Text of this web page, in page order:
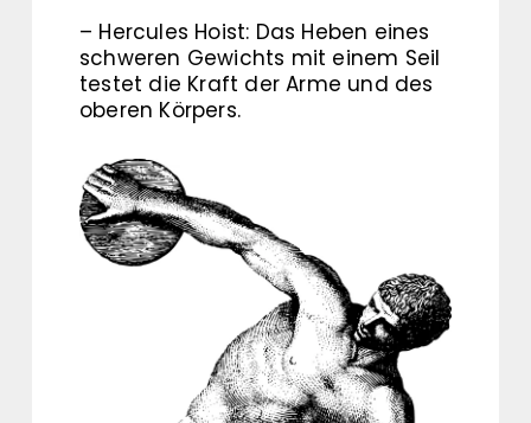
– Hercules Hoist: Das Heben eines
schweren Gewichts mit einem Seil
testet die Kraft der Arme und des
oberen Körpers.